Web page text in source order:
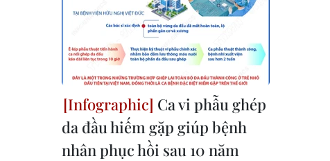
Ca vi phẫu ghép
da đầu hiếm gặp giúp bệnh
nhân phục hồi sau 10 năm